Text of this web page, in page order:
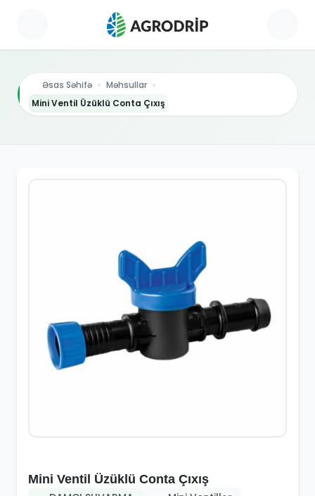
Əsas Səhifə
Məhsullar
Mini Ventil Üzüklü Conta Çıxış
Mini Ventil Üzüklü Conta Çıxış